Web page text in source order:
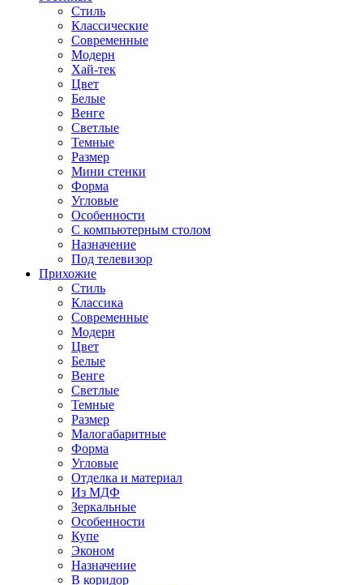
Стиль
Классические
Современные
Модерн
Хай-тек
Цвет
Белые
Венге
Светлые
Темные
Размер
Мини стенки
Форма
Угловые
Особенности
С компьютерным столом
Назначение
Под телевизор
Прихожие
Стиль
Классика
Современные
Модерн
Цвет
Белые
Венге
Светлые
Темные
Размер
Малогабаритные
Форма
Угловые
Отделка и материал
Из МДФ
Зеркальные
Особенности
Купе
Эконом
Назначение
В коридор